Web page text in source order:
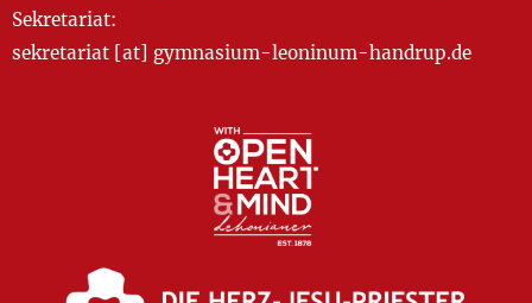
Sekretariat:
sekretariat [at] gymnasium-leoninum-handrup.de